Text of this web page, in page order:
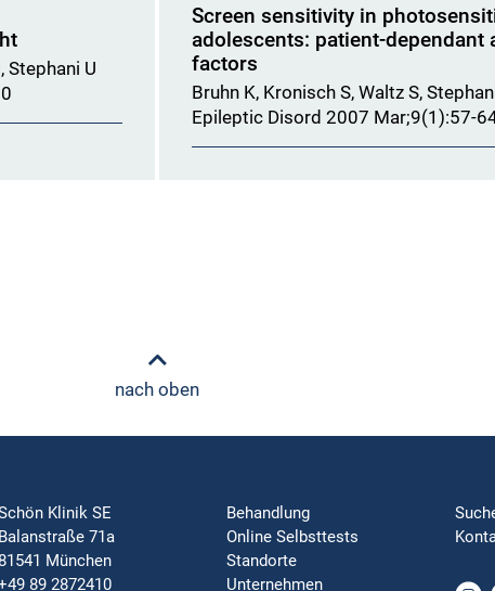
Stephani U
Screen sensitivity in
adolescents: patient-
factors
Bruhn K, Kronisch S, Waltz S,
Epileptic Disord 2007 Mar;9(1):57-
nach oben
Klinik SE
Balanstraße 71a
81541 München
89 2872410
Behandlung
Online Selbsttests
Standorte
Unternehmen